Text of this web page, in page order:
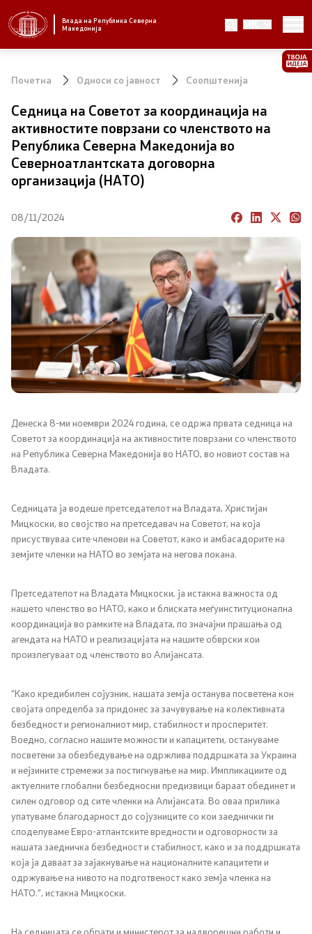
Влада на Република Северна
Македонија
MK
Стратешки приоритети и програма
Завршени планови
Стратешки план на Генералниот секретаријат
Влада
Претседател на Владата
Канцеларија на Претседателот на Владата
Заменици на Претседателот на Владата
Состав на Владата
Министерства
СОЗР
Органи во состав
Национални координатори
Генерален Секретаријат
Односи со јавност
Медија центар
Отворена Влада
Отчетност
Финансии
Сервисни информации
Антикорупција
Почетна Односи со јавност Соопштенија
Седница на Советот за координација на
активностите поврзани со членството на
Република Северна Македонија во
Северноатлантската договорна
организација (НАТО)
08/11/2024
Денеска 8-ми ноември 2024 година, се одржа првата седница на
Советот за координација на активностите поврзани со членството
на Република Северна Македонија во НАТО, во новиот состав на
Владата.
Седницата ја водеше претседателот на Владата, Христијан
Мицкоски, во својство на претседавач на Советот, на која
присуствуваа сите членови на Советот, како и амбасадорите на
земјите членки на НАТО во земјата на негова покана.
Претседателот на Владата Мицкоски, ја истакна важноста од
нашето членство во НАТО, како и блиската меѓуинституционална
координација во рамките на Владата, по значајни прашања од
агендата на НАТО и реализацијата на нашите обврски кои
произлегуваат од членството во Алијансата.
“Како кредибилен сојузник, нашата земја останува посветена кон
својата определба за придонес за зачувување на колективната
безбедност и регионалниот мир, стабилност и просперитет.
Воедно, согласно нашите можности и капацитети, остануваме
посветени за обезбедување на одржлива поддршката за Украина
и нејзините стремежи за постигнување на мир. Импликациите од
актуелните глобални безбедносни предизвици бараат обединет и
силен одговор од сите членки на Алијансата. Во оваа прилика
упатуваме благодарност до сојузниците со кои заеднички ги
споделуваме Евро-атлантските вредности и одговорности за
нашата заедничка безбедност и стабилност, како и за поддршката
која ја даваат за зајакнување на националните капацитети и
одржување на нивото на подготвеност како земја членка на
НАТО.”, истакна Мицкоски.